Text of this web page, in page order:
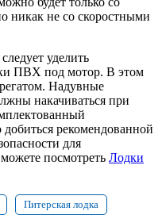
никак не со скоростными
уделить
ПВХ под мотор. В этом
Надувные
накачиваться при
рекомендованной
для
посмотреть Лодки
Питерская лодка